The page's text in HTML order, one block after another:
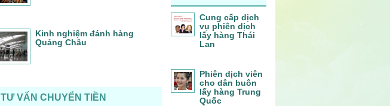
Kinh nghiệm đánh hàng
Quảng Châu
TƯ VẤN CHUYỂN TIỀN
Cung cấp dịch
vụ phiên dịch
lấy hàng Thái
Lan
Phiên dịch viên
cho dân buôn
lấy hàng Trung
Quốc